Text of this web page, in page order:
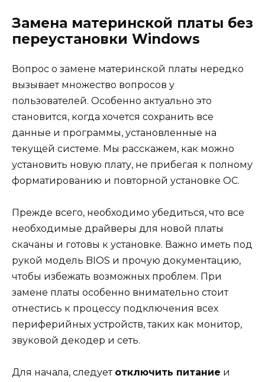
Замена материнской платы без
переустановки Windows
Вопрос о замене материнской платы нередко
вызывает множество вопросов у
пользователей. Особенно актуально это
становится, когда хочется сохранить все
данные и программы, установленные на
текущей системе. Мы расскажем, как можно
установить новую плату, не прибегая к полному
форматированию и повторной установке ОС.
Прежде всего, необходимо убедиться, что все
необходимые драйверы для новой платы
скачаны и готовы к установке. Важно иметь под
рукой модель BIOS и прочую документацию,
чтобы избежать возможных проблем. При
замене платы особенно внимательно стоит
отнестись к процессу подключения всех
периферийных устройств, таких как монитор,
звуковой декодер и сеть.
Для начала, следует отключить питание и